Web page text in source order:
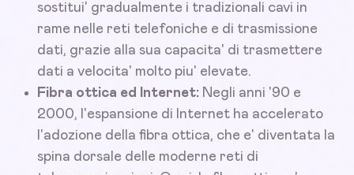
sostitui' gradualmente i tradizionali cavi in
rame nelle reti telefoniche e di trasmissione
dati, grazie alla sua capacita' di trasmettere
dati a velocita' molto piu' elevate.
Fibra ottica ed Internet: Negli anni '90 e
2000, l'espansione di Internet ha accelerato
l'adozione della fibra ottica, che e' diventata la
spina dorsale delle moderne reti di